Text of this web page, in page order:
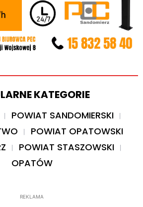
KATEGORIE
POWIAT SANDOMIERSKI
POWIAT OPATOWSKI
POWIAT STASZOWSKI
OPATÓW
REKLAMA